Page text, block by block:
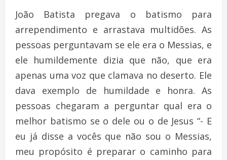
João Batista pregava o batismo para
arrependimento e arrastava multidões. As
pessoas perguntavam se ele era o Messias, e
ele humildemente dizia que não, que era
apenas uma voz que clamava no deserto. Ele
dava exemplo de humildade e honra. As
pessoas chegaram a perguntar qual era o
melhor batismo se o dele ou o de Jesus “- E
eu já disse a vocês que não sou o Messias,
meu propósito é preparar o caminho para